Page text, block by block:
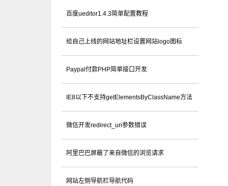
百度ueditor1.4.3简单配置教程
给自己上线的网站地址栏设置网站logo图标
Paypal付款PHP简单接口开发
IE8以下不支持getElementsByClassName方法
微信开发redirect_uri参数错误
阿里巴巴屏蔽了来自微信的浏览请求
网站左侧导航栏导航代码